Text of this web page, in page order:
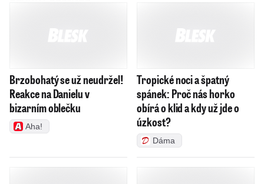
Brzobohatý se už neudržel!
Reakce na Danielu v
bizarním oblečku
Aha!
Tropické noci a špatný
spánek: Proč nás horko
obírá o klid a kdy už jde o
úzkost?
Dáma